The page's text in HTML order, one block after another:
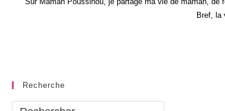
Bref, la
Recherche